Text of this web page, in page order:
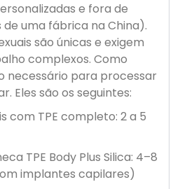
e fora de
uma fábrica na China).
são únicas e exigem
complexos. Como
necessário para processar
Eles são os seguintes:
com TPE completo: 2 a 5
TPE Body Plus Silica: 4–8
implantes capilares)